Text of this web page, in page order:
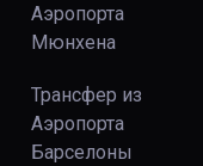
Аэропорта
Мюнхена
Трансфер из
Аэропорта
Барселоны